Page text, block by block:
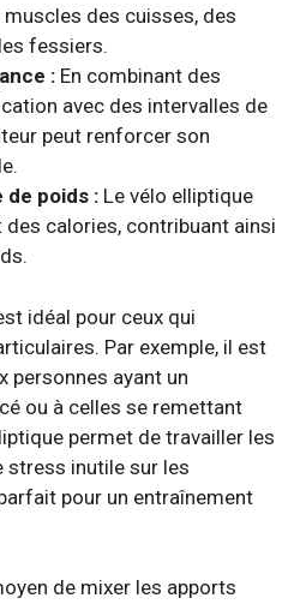
des cuisses, des
fessiers.
: En combinant des
avec des intervalles de
peut renforcer son
de poids : Le vélo elliptique
des calories, contribuant ainsi
idéal pour ceux qui
Par exemple, il est
personnes ayant un
ou à celles se remettant
permet de travailler les
stress inutile sur les
pour un entraînement
de mixer les apports